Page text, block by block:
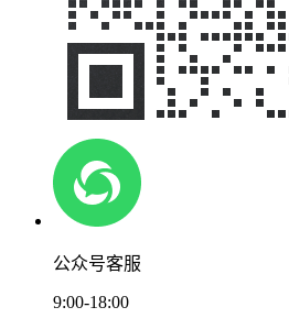
公众号客服
9:00-18:00